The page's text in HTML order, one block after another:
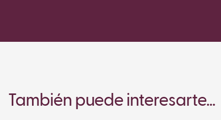
También puede interesarte...